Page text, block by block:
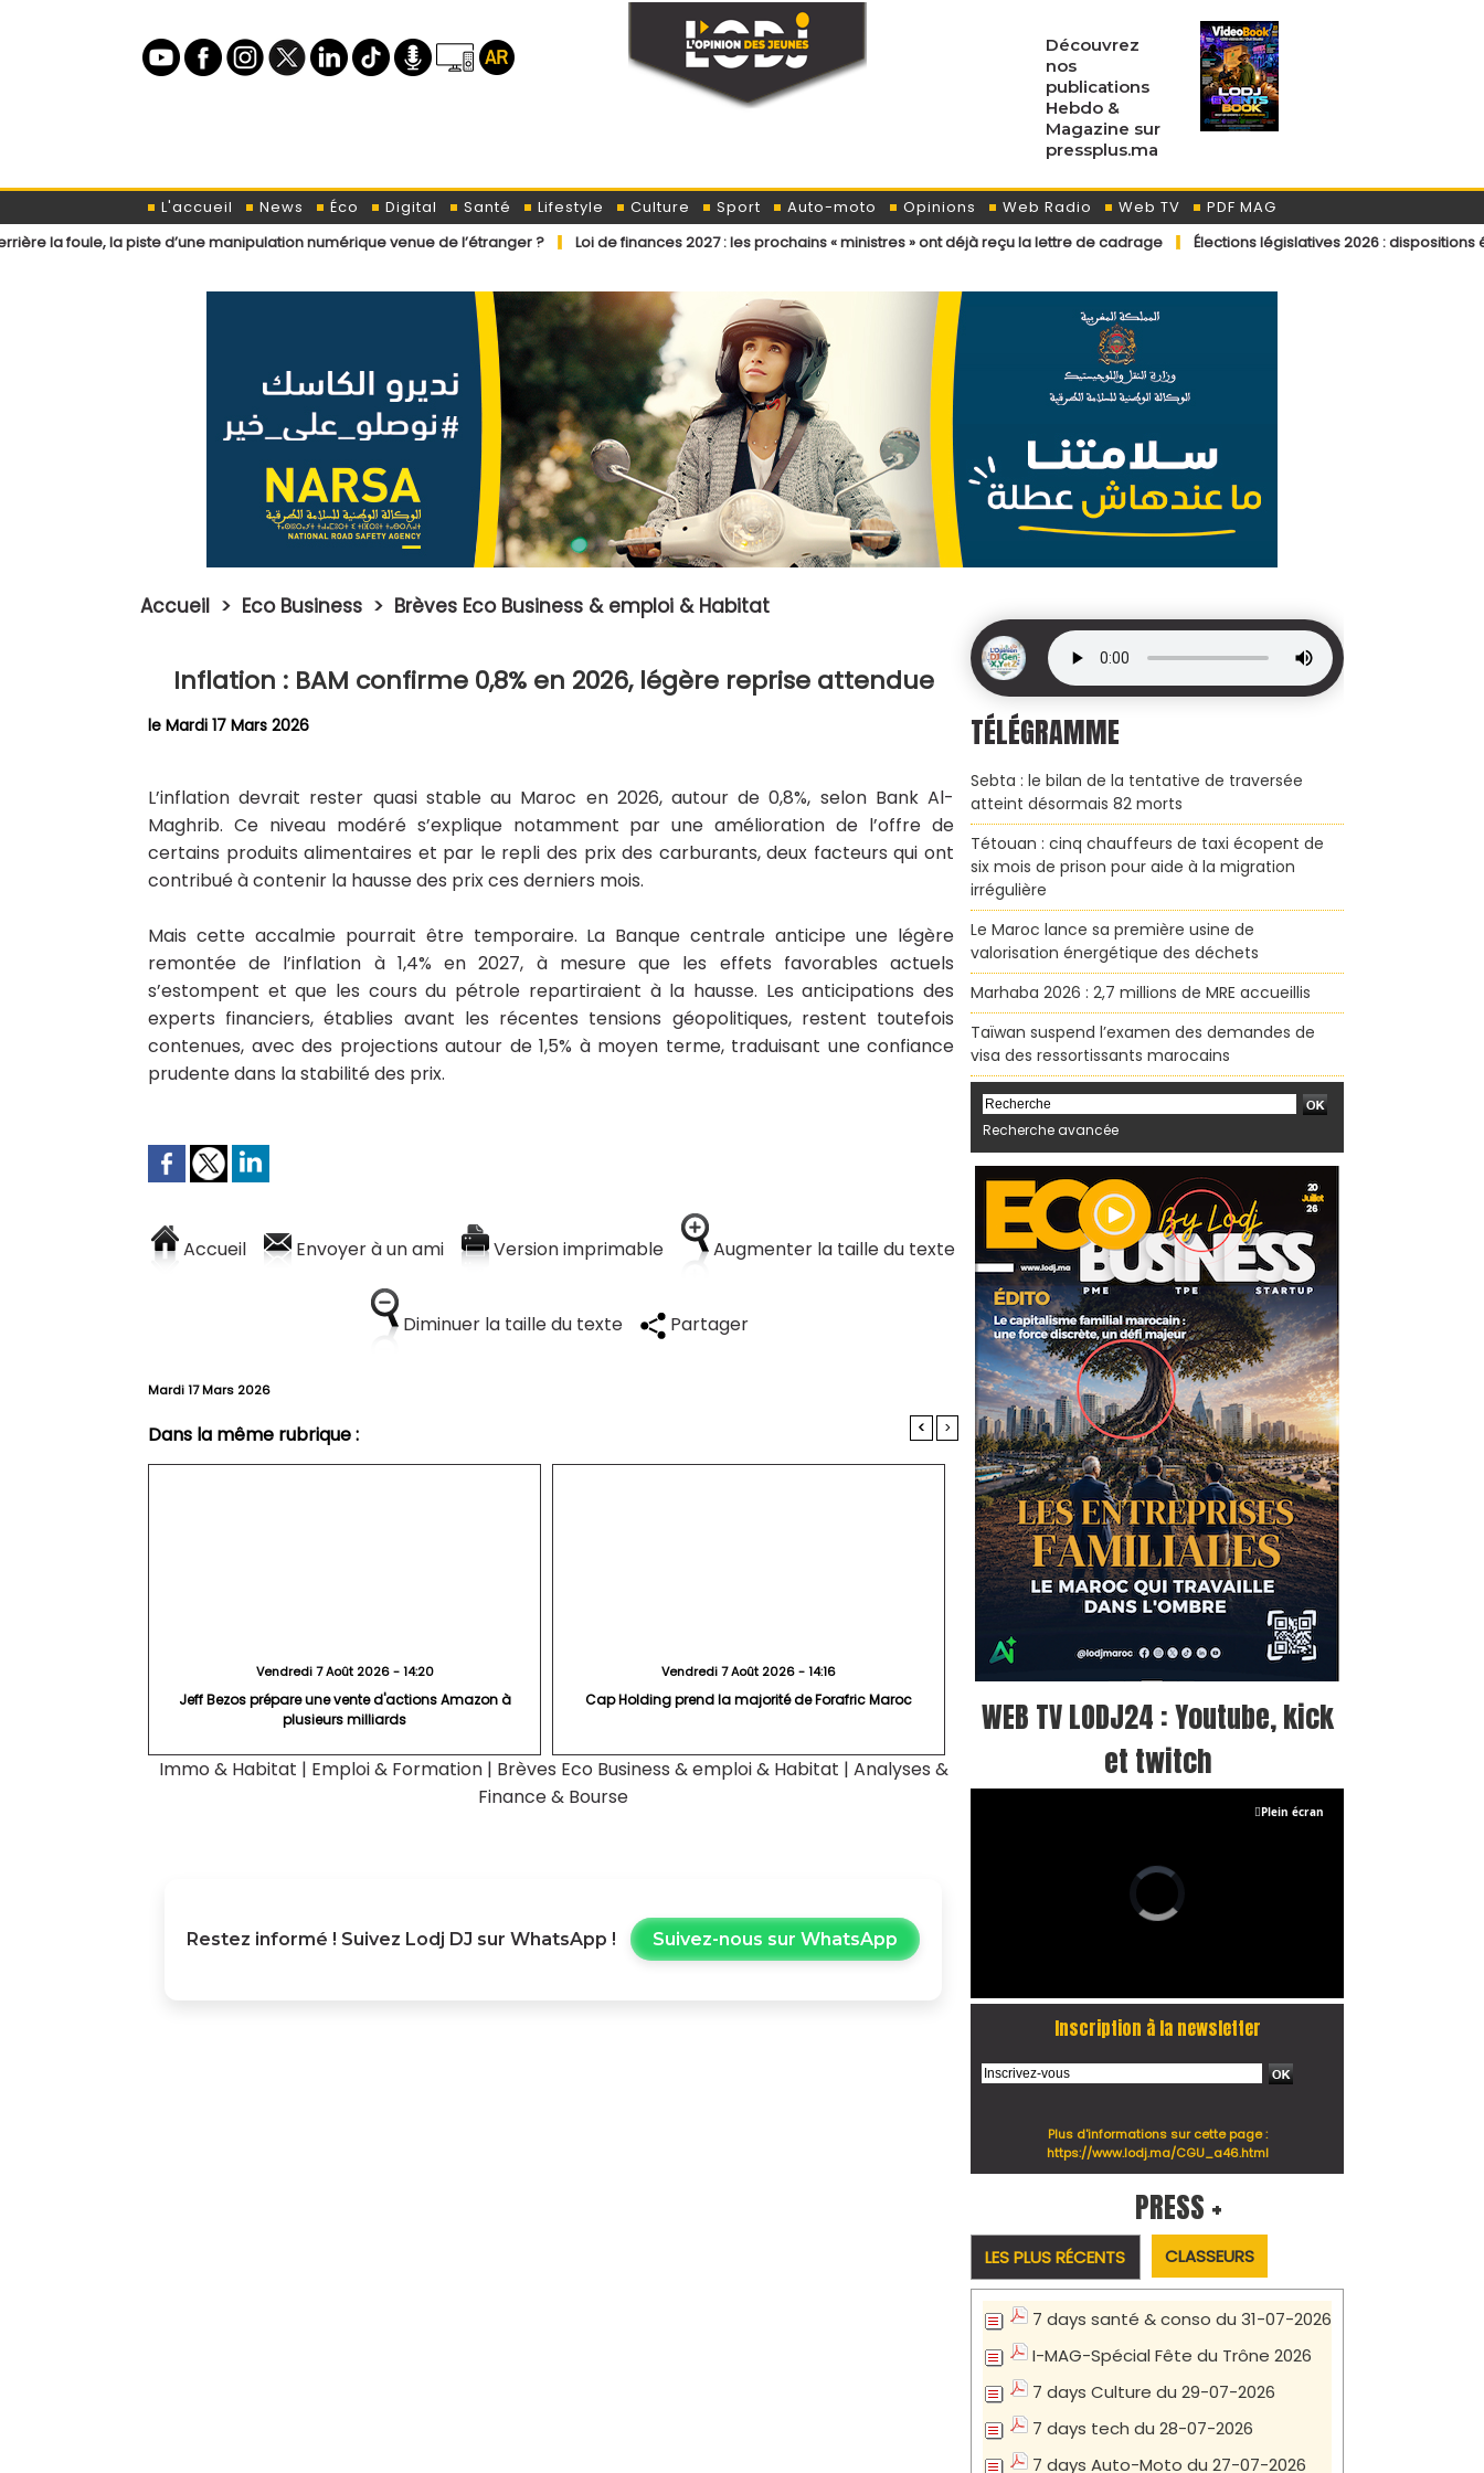
Découvrez
nos
publications
Hebdo &
Magazine sur
pressplus.ma
L'accueil News Éco Digital Santé Lifestyle Culture Sport Auto-moto Opinions Web Radio Web TV
PDF MAG
piste d’une manipulation numérique venue de l’étranger ?
Loi de finances 2027 : les prochains « ministres » ont déjà reçu la lettre de cadrage Élections législatives 2026 : dispositions éditoriales
Accueil > Eco Business > Brèves Eco Business & emploi & Habitat
Inflation : BAM confirme 0,8% en 2026, légère reprise attendue
le Mardi 17 Mars 2026
L’inflation devrait rester quasi stable au Maroc en 2026, autour de 0,8%, selon Bank Al-
Maghrib. Ce niveau modéré s’explique notamment par une amélioration de l’offre de
certains produits alimentaires et par le repli des prix des carburants, deux facteurs qui ont
contribué à contenir la hausse des prix ces derniers mois.
Mais cette accalmie pourrait être temporaire. La Banque centrale anticipe une légère
remontée de l’inflation à 1,4% en 2027, à mesure que les effets favorables actuels
s’estompent et que les cours du pétrole repartiraient à la hausse. Les anticipations des
experts financiers, établies avant les récentes tensions géopolitiques, restent toutefois
contenues, avec des projections autour de 1,5% à moyen terme, traduisant une confiance
prudente dans la stabilité des prix.
Accueil Envoyer à un ami Version imprimable Augmenter la taille du texte
Diminuer la taille du texte Partager
Mardi 17 Mars 2026
Dans la même rubrique : < >
Vendredi 7 Août 2026 - 14:20
Jeff Bezos prépare une vente d'actions Amazon à
plusieurs milliards
Vendredi 7 Août 2026 - 14:16
Cap Holding prend la majorité de Forafric Maroc
Immo & Habitat | Emploi & Formation | Brèves Eco Business & emploi & Habitat | Analyses &
Finance & Bourse
Restez informé ! Suivez Lodj DJ sur WhatsApp ! Suivez-nous sur WhatsApp
TÉLÉGRAMME
Sebta : le bilan de la tentative de traversée
atteint désormais 82 morts
Tétouan : cinq chauffeurs de taxi écopent de
six mois de prison pour aide à la migration
irrégulière
Le Maroc lance sa première usine de
valorisation énergétique des déchets
Marhaba 2026 : 2,7 millions de MRE accueillis
Taïwan suspend l’examen des demandes de
visa des ressortissants marocains
Recherche avancée
WEB TV LODJ24 : Youtube, kick
et twitch
Plein écran
Inscription à la newsletter
Plus d'informations sur cette page :
https://www.lodj.ma/CGU_a46.html
PRESS +
LES PLUS RÉCENTS CLASSEURS
7 days santé & conso du 31-07-2026
I-MAG-Spécial Fête du Trône 2026
7 days Culture du 29-07-2026
7 days tech du 28-07-2026
7 days Auto-Moto du 27-07-2026